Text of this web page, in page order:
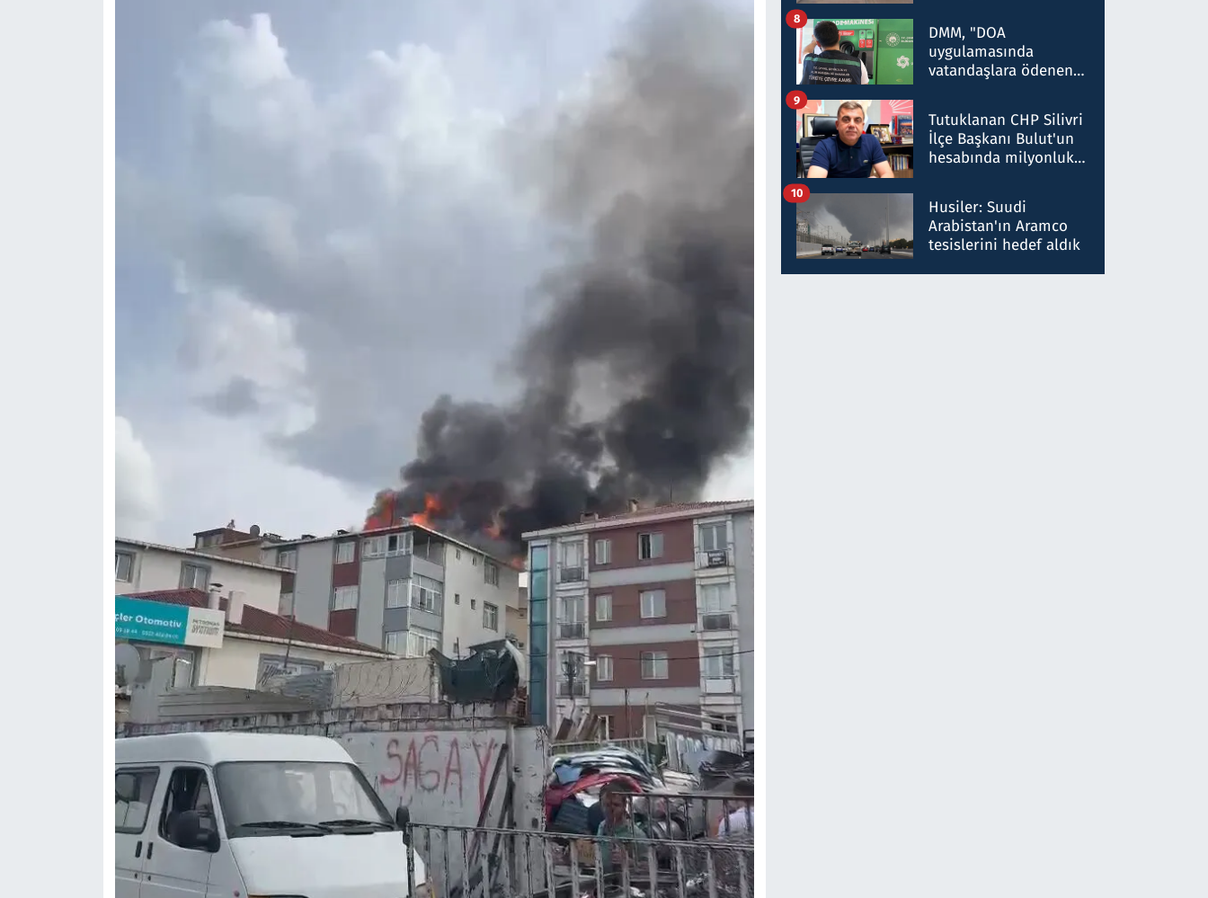
DMM, "DOA
uygulamasında
vatandaşlara ödenen
düşürüldüğü" iddiasını
yalanladı
8
Tutuklanan CHP Silivri
İlçe Başkanı Bulut'un
hesabında milyonluk
talimat verdi, ben
gönderdim
9
Husiler: Suudi
Arabistan'ın Aramco
tesislerini hedef aldık
10